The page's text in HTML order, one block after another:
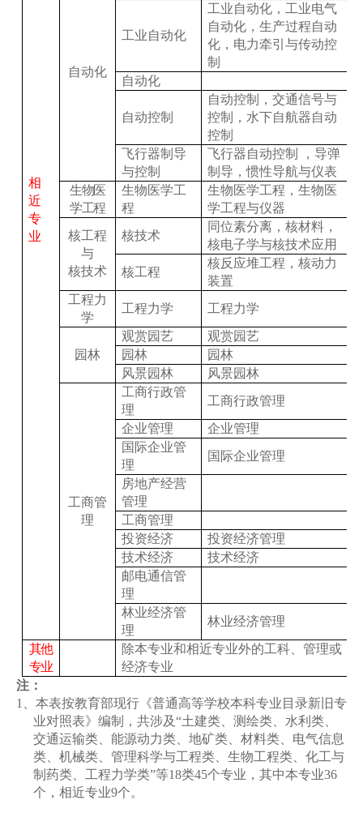
相
近
专
业
自动化
工业自动化
工业自动化，工业电气
自动化，生产过程自动
化，电力牵引与传动控
制
自动化
自动控制
自动控制，交通信号与
控制，水下自航器自动
控制
飞行器制导
与控制
飞行器自动控制 ，导弹
制导，惯性导航与仪表
生物医
学工程
生物医学工
程
生物医学工程，生物医
学工程与仪器
核工程
与
核技术
核技术
同位素分离，核材料，
核电子学与核技术应用
核工程
核反应堆工程，核动力
装置
工程力
学
工程力学 工程力学
园林
观赏园艺
观赏园艺
园林
园林
风景园林
风景园林
工商管
理
工商行政管
理
工商行政管理
企业管理
企业管理
国际企业管
理
国际企业管理
房地产经营
管理
工商管理
投资经济
投资经济管理
技术经济
技术经济
邮电通信管
理
林业经济管
理
林业经济管理
其他
专业
除本专业和相近专业外的工科、管理或
经济专业
注：
1
、本表按教育部现行《普通高等学校本科专业目录新旧专
业对照表》编制，共涉及“土建类、测绘类、水利类、
交通运输类、能源动力类、地矿类、材料类、电气信息
类、机械类、管理科学与工程类、生物工程类、化工与
制药类、工程力学类”等18类45个专业，其中本专业36
个，相近专业9个。